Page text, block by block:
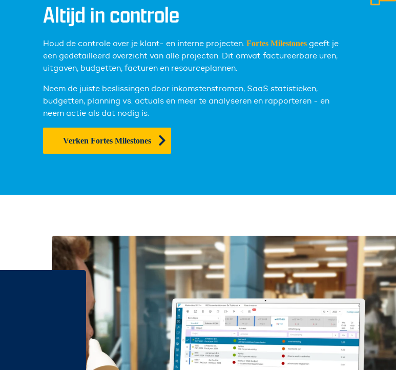
Altijd in controle
Houd de controle over je klant- en interne projecten. Fortes Milestonesgeeft je
een gedetailleerd overzicht van alle projecten. Dit omvat factureerbare uren,
uitgaven, budgetten, facturen en resourceplannen.
Neem de juiste beslissingen door inkomstenstromen, SaaS statistieken,
budgetten, planning vs. actuals en meer te analyseren en rapporteren - en
neem actie als dat nodig is.
Verken Fortes Milestones